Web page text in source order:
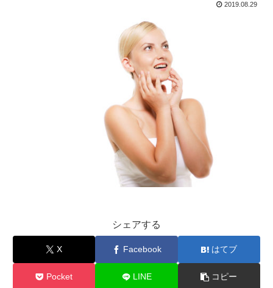
2019.08.29
シェアする
X Facebook はてブ
Pocket LINE コピー